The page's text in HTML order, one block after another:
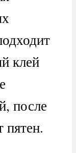
клей
после
пятен.